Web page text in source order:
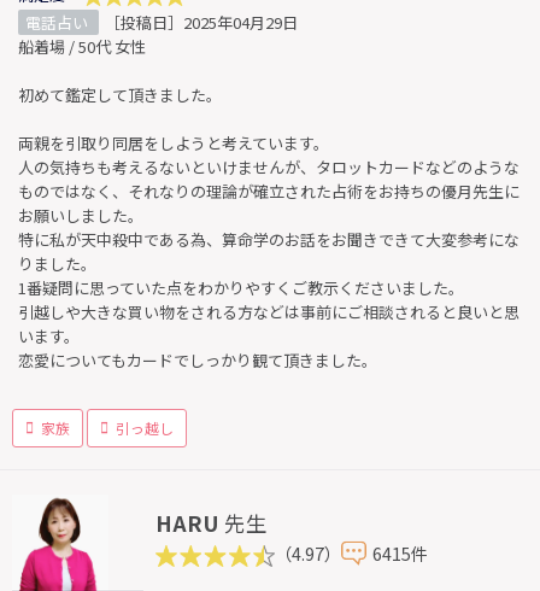
電話占い
［投稿日］2025年04月29日
船着場 / 50代 女性
初めて鑑定して頂きました。
両親を引取り同居をしようと考えています。
人の気持ちも考えるないといけませんが、タロットカードなどのような
ものではなく、それなりの理論が確立された占術をお持ちの優月先生に
お願いしました。
特に私が天中殺中である為、算命学のお話をお聞きできて大変参考にな
りました。
1番疑問に思っていた点をわかりやすくご教示くださいました。
引越しや大きな買い物をされる方などは事前にご相談されると良いと思
います。
恋愛についてもカードでしっかり観て頂きました。
家族 引っ越し
HARU 先生
（4.97） 6415件